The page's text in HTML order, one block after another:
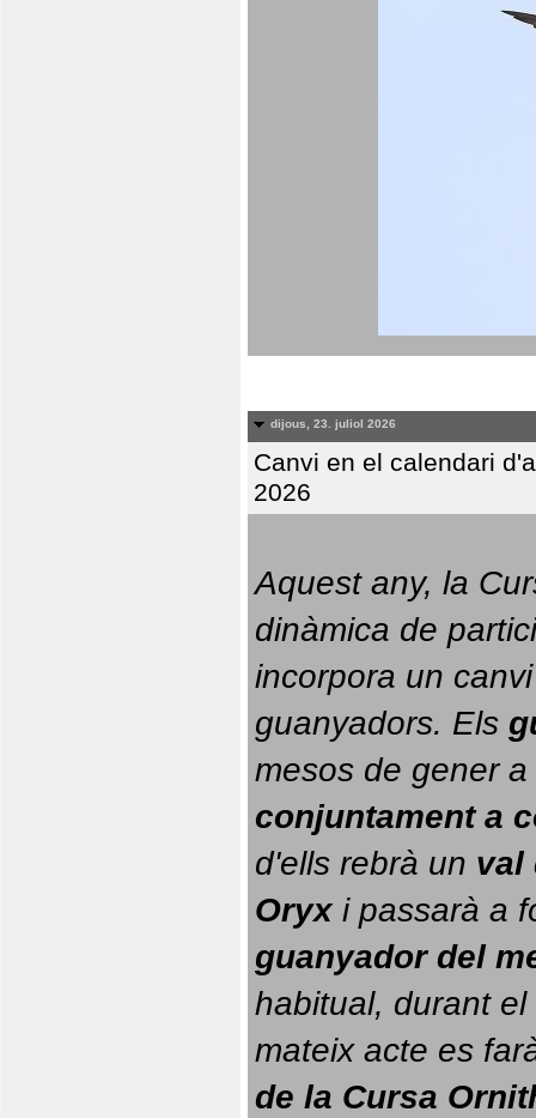
dijous, 23. juliol 2026
Canvi en el calendari
2026
Aquest any, la
dinàmica de
incorpora un
guanyadors. Els
conjuntament a
d'ells rebrà un val
Oryx i passarà a
guanyador del
habitual, durant el
mateix acte es
de la Cursa